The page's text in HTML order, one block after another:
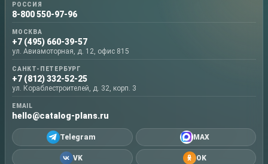
РОССИЯ
8-800 550-97-96
МОСКВА
+7 (495) 660-39-57
ул. Авиамоторная, д. 12, офис 815
САНКТ-ПЕТЕРБУРГ
+7 (812) 332-52-25
ул. Кораблестроителей, д. 32, корп. 3
EMAIL
hello@catalog-plans.ru
Telegram MAX
VK OK